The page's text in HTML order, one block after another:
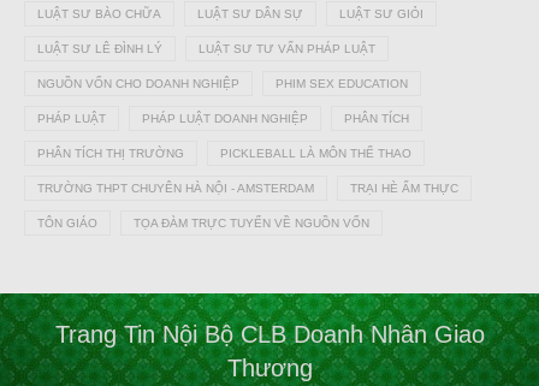
LUẬT SƯ BÀO CHỮA LUẬT SƯ DÂN SỰ LUẬT SƯ GIỎI
LUẬT SƯ LÊ ĐÌNH LÝ LUẬT SƯ TƯ VẤN PHÁP LUẬT
NGUỒN VỐN CHO DOANH NGHIỆP PHIM SEX EDUCATION
PHÁP LUẬT PHÁP LUẬT DOANH NGHIỆP PHÂN TÍCH
PHÂN TÍCH THỊ TRƯỜNG PICKLEBALL LÀ MÔN THỂ THAO
TRƯỜNG THPT CHUYÊN HÀ NỘI - AMSTERDAM TRẠI HÈ ẨM THỰC
TÔN GIÁO TỌA ĐÀM TRỰC TUYẾN VỀ NGUỒN VỐN
Trang Tin Nội Bộ CLB Doanh Nhân Giao
Thương